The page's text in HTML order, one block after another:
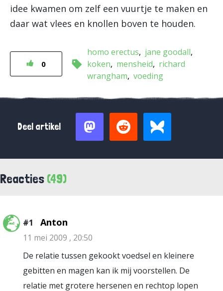
idee kwamen om zelf een vuurtje te maken en
daar wat vlees en knollen boven te houden.
0
homo erectus
jane goodall
koken
mensheid
richard
wrangham voeding
Deel artikel
Reacties (49)
#1 Anton
11 mei 2009 , 20:50
De relatie tussen gekookt voedsel en kleinere
gebitten en magen kan ik mij voorstellen. De
relatie met grotere hersenen en rechtop lopen